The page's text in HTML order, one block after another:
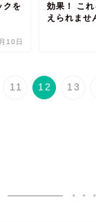
クを
10日
効果！ こ
えられませ
11 12 13